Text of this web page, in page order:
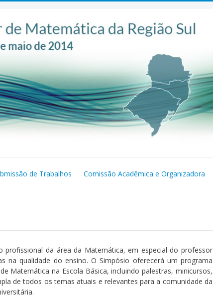
de Trabalhos Comissão Acadêmica e Organizadora
da área da Matemática, em especial do professor
na qualidade do ensino. O Simpósio oferecerá um programa
Matemática na Escola Básica, incluindo palestras, minicursos,
de todos os temas atuais e relevantes para a comunidade da